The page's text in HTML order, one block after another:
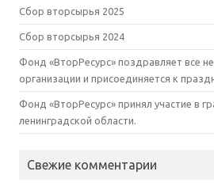
Сбор вторсырья 2025
Сбор вторсырья 2024
Фонд «ВторРесурс» поздравляет все
организации и присоединяется к
Фонд «ВторРесурс» принял участие в
ленинградской области.
Свежие комментарии